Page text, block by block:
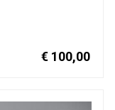
€ 100,00